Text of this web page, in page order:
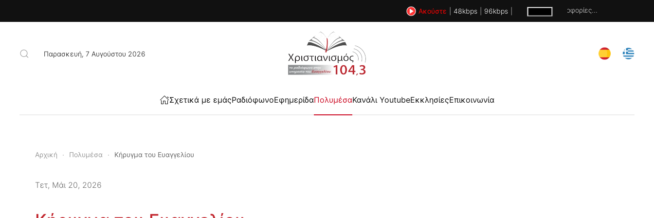
Ακούστε 48kbps 96kbps Χωρίς πληροφορίες...
Παρασκευή, 7 Αυγούστου 2026
Σχετικά με εμάςΡαδιόφωνοΕφημερίδαΠολυμέσαΚανάλι YoutubeΕκκλησίεςΕπικοινωνία
Αρχική Πολυμέσα Κήρυγμα του Ευαγγελίου
Τετ, Μάι 20, 2026